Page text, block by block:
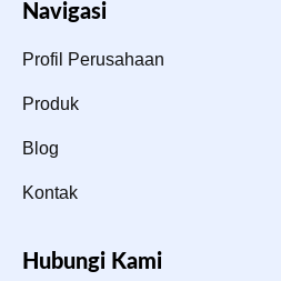
Navigasi
Profil Perusahaan
Produk
Blog
Kontak
Hubungi Kami